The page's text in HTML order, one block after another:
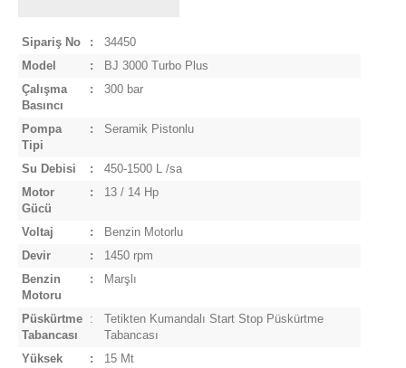
Sipariş No :
34450
Model
:
BJ 3000 Turbo Plus
Çalışma
Basıncı
: 300 bar
Pompa
Tipi
: Seramik Pistonlu
Su Debisi :
450-1500 L /sa
Motor
Gücü
: 13 / 14 Hp
Voltaj :
Benzin Motorlu
Devir
:
1450 rpm
Benzin
Motoru
: Marşlı
Püskürtme
Tabancası
:
Tetikten Kumandalı Start Stop Püskürtme
Tabancası
Yüksek
: 15 Mt